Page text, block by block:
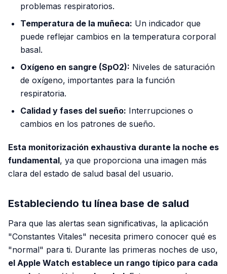
problemas respiratorios.
Temperatura de la muñeca: Un indicador que
puede reflejar cambios en la temperatura corporal
basal.
Oxígeno en sangre (SpO2): Niveles de saturación
de oxígeno, importantes para la función
respiratoria.
Calidad y fases del sueño: Interrupciones o
cambios en los patrones de sueño.
Esta monitorización exhaustiva durante la noche es
fundamental, ya que proporciona una imagen más
clara del estado de salud basal del usuario.
Estableciendo tu línea base de salud
Para que las alertas sean significativas, la aplicación
"Constantes Vitales" necesita primero conocer qué es
"normal" para ti. Durante las primeras noches de uso,
el Apple Watch establece un rango típico para cada